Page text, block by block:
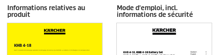
Informations relatives au
produit
Mode d'emploi, incl.
informations de sécurité